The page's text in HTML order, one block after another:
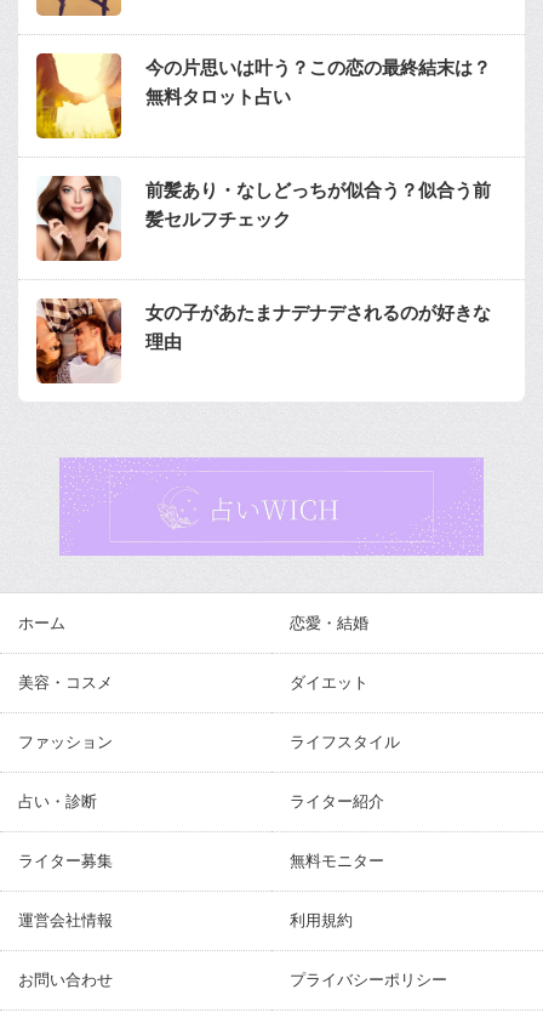
今の片思いは叶う？この恋の最終結末は？
無料タロット占い
前髪あり・なしどっちが似合う？似合う前
髪セルフチェック
女の子があたまナデナデされるのが好きな
理由
ホーム 恋愛・結婚
美容・コスメ ダイエット
ファッション ライフスタイル
占い・診断 ライター紹介
ライター募集 無料モニター
運営会社情報 利用規約
お問い合わせ プライバシーポリシー